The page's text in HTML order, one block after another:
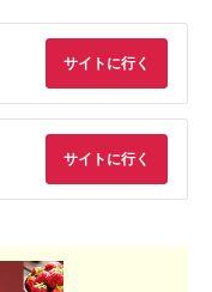
サイトに行く
サイトに行く